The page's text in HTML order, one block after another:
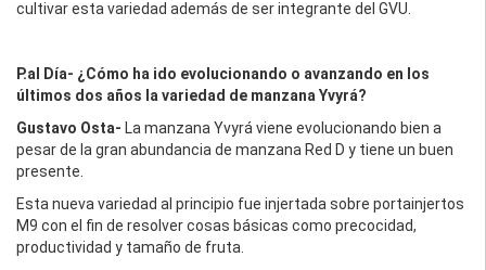
cultivar esta variedad además de ser integrante del GVU.
P.al Día- ¿Cómo ha ido evolucionando o avanzando en los
últimos dos años la variedad de manzana Yvyrá?
Gustavo Osta- La manzana Yvyrá viene evolucionando bien a
pesar de la gran abundancia de manzana Red D y tiene un buen
presente.
Esta nueva variedad al principio fue injertada sobre portainjertos
M9 con el fin de resolver cosas básicas como precocidad,
productividad y tamaño de fruta.